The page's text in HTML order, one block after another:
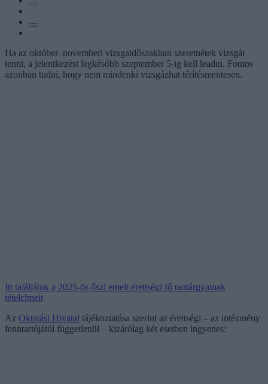
Ha az október–novemberi vizsgaidőszakban szeretnétek vizsgát
tenni, a jelentkezést legkésőbb szeptember 5-ig kell leadni. Fontos
azonban tudni, hogy nem mindenki vizsgázhat térítésmentesen.
Itt találjátok a 2025-ös őszi emelt érettségi fő tantárgyainak
tételcímeit
Az Oktatási Hivatal tájékoztatása szerint az érettségi – az intézmény
fenntartójától függetlenül – kizárólag két esetben ingyenes: